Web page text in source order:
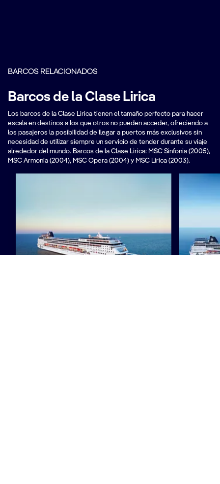
BARCOS RELACIONADOS
Barcos de la Clase Lirica
Los barcos de la Clase Lirica tienen el tamaño perfecto para hacer
escala en destinos a los que otros no pueden acceder, ofreciendo a
los pasajeros la posibilidad de llegar a puertos más exclusivos sin
necesidad de utilizar siempre un servicio de tender durante su viaje
alrededor del mundo. Barcos de la Clase Lirica: MSC Sinfonia (2005),
MSC Armonia (2004), MSC Opera (2004) y MSC Lirica (2003).